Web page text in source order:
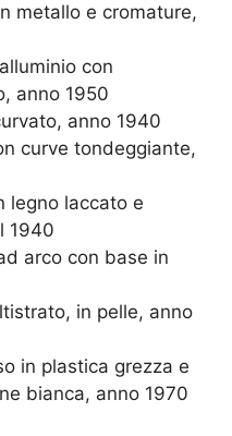
metallo e cromature,
con
anno 1950
anno 1940
curve tondeggiante,
legno laccato e
1940
arco con base in
in pelle, anno
in plastica grezza e
bianca, anno 1970